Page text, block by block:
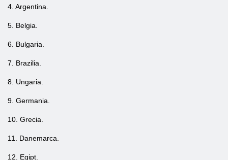
4. Argentina.
5. Belgia.
6. Bulgaria.
7. Brazilia.
8. Ungaria.
9. Germania.
10. Grecia.
11. Danemarca.
12. Egipt.